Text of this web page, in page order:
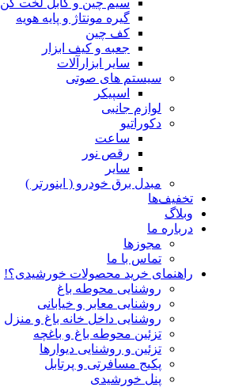
سیم چین و کابل لخت کن
گیره مونتاژ و پایه هویه
کف چین
جعبه و کیف ابزار
سایر ابزارآلات
سیستم های صوتی
اسپیکر
لوازم جانبی
دکوراتیو
ساعت
رقص نور
سایر
مبدل برق خودرو ( اینورتر )
تخفیف‌ها
وبلاگ
درباره ما
مجوزها
تماس با ما
راهنمای خرید محصولات خورشیدی؟!
روشنایی محوطه باغ
روشنایی معابر و خیابانی
روشنایی داخل خانه باغ و منزل
تزئین محوطه باغ و باغچه
تزئین و روشنایی دیوارها
پکیج مسافرتی و پرتابل
پنل خورشیدی